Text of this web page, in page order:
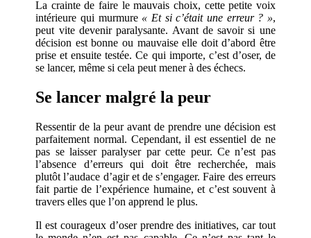
La crainte de faire le mauvais choix, cette petite voix
intérieure qui murmure « Et si c’était une erreur ? »,
peut vite devenir paralysante. Avant de savoir si une
décision est bonne ou mauvaise elle doit d’abord être
prise et ensuite testée. Ce qui importe, c’est d’oser, de
se lancer, même si cela peut mener à des échecs.
Se lancer malgré la peur
Ressentir de la peur avant de prendre une décision est
parfaitement normal. Cependant, il est essentiel de ne
pas se laisser paralyser par cette peur. Ce n’est pas
l’absence d’erreurs qui doit être recherchée, mais
plutôt l’audace d’agir et de s’engager. Faire des erreurs
fait partie de l’expérience humaine, et c’est souvent à
travers elles que l’on apprend le plus.
Il est courageux d’oser prendre des initiatives, car tout